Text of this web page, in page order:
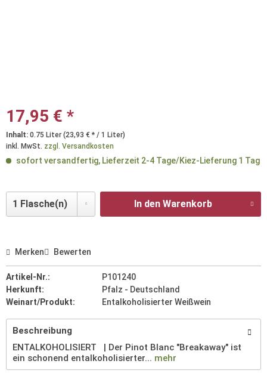
17,95 € *
Inhalt: 0.75 Liter (23,93 € * / 1 Liter)
inkl. MwSt. zzgl. Versandkosten
sofort versandfertig, Lieferzeit 2-4 Tage/Kiez-Lieferung 1 Tag
In den Warenkorb
Merken Bewerten
Artikel-Nr.:
P101240
Herkunft:
Pfalz - Deutschland
Weinart/Produkt:
Entalkoholisierter Weißwein
Beschreibung
ENTALKOHOLISIERT | Der Pinot Blanc "Breakaway" ist
ein schonend entalkoholisierter... mehr